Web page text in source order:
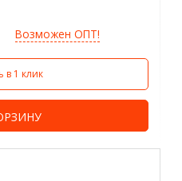
Возможен ОПТ!
в 1 клик